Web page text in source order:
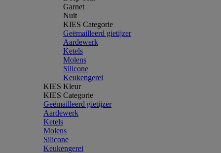
Garnet
Nuit
KIES Categorie
Geëmailleerd gietijzer
Aardewerk
Ketels
Molens
Silicone
Keukengerei
KIES Kleur
KIES Categorie
Geëmailleerd gietijzer
Aardewerk
Ketels
Molens
Silicone
Keukengerei